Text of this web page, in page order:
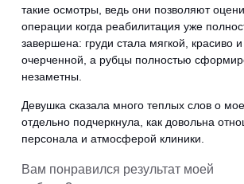
такие осмотры, ведь они позволяют
операции когда реабилитация уже
завершена: груди стала мягкой, красиво
очерченной, а рубцы полностью
незаметны.
Девушка сказала много теплых слов о
отдельно подчеркнула, как довольна
персонала и атмосферой клиники.
Вам понравился результат моей